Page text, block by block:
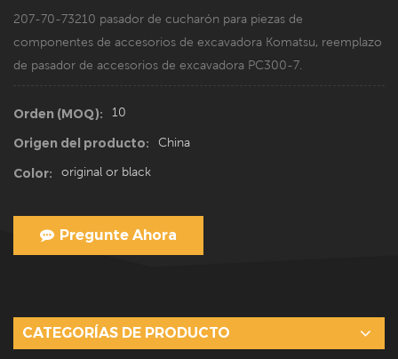
207-70-73210 pasador de cucharón para piezas de
componentes de accesorios de excavadora Komatsu, reemplazo
de pasador de accesorios de excavadora PC300-7.
Orden (MOQ): 10
Origen del producto: China
Color: original or black
Pregunte Ahora
CATEGORÍAS DE PRODUCTO